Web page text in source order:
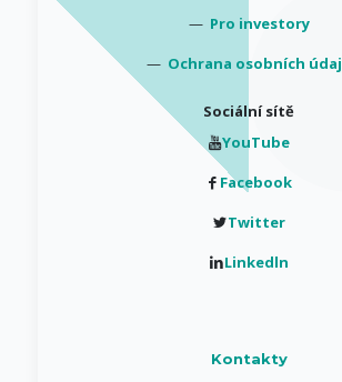
— Pro investory
— Ochrana osobních
Sociální sítě
YouTube
Facebook
Twitter
Linkedln
Kontakty